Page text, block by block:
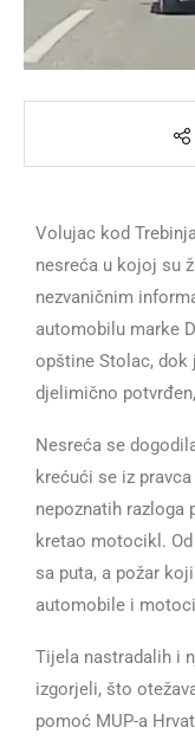
Volujac kod
nesreća u kojoj su
nezvaničnim
automobilu marke
opštine Stolac,
djelimično
Nesreća se
krećući se iz
nepoznatih razloga
kretao motocikl.
sa puta, a požar
automobile i
Tijela nastradalih i
izgorjeli, što
pomoć MUP-a